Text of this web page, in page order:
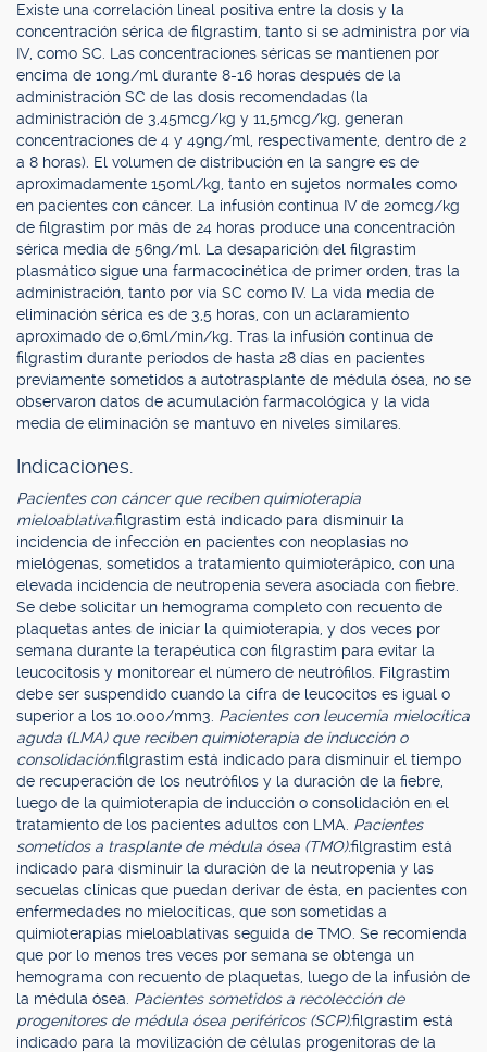
Existe una correlación lineal positiva entre la dosis y la
concentración sérica de filgrastim, tanto si se administra por vía
IV, como SC. Las concentraciones séricas se mantienen por
encima de 10ng/ml durante 8-16 horas después de la
administración SC de las dosis recomendadas (la
administración de 3,45mcg/kg y 11,5mcg/kg, generan
concentraciones de 4 y 49ng/ml, respectivamente, dentro de 2
a 8 horas). El volumen de distribución en la sangre es de
aproximadamente 150ml/kg, tanto en sujetos normales como
en pacientes con cáncer. La infusión continua IV de 20mcg/kg
de filgrastim por más de 24 horas produce una concentración
sérica media de 56ng/ml. La desaparición del filgrastim
plasmático sigue una farmacocinética de primer orden, tras la
administración, tanto por vía SC como IV. La vida media de
eliminación sérica es de 3,5 horas, con un aclaramiento
aproximado de 0,6ml/min/kg. Tras la infusión continua de
filgrastim durante períodos de hasta 28 días en pacientes
previamente sometidos a autotrasplante de médula ósea, no se
observaron datos de acumulación farmacológica y la vida
media de eliminación se mantuvo en niveles similares.
Indicaciones.
Pacientes con cáncer que reciben quimioterapia
mieloablativa:filgrastim está indicado para disminuir la
incidencia de infección en pacientes con neoplasias no
mielógenas, sometidos a tratamiento quimioterápico, con una
elevada incidencia de neutropenia severa asociada con fiebre.
Se debe solicitar un hemograma completo con recuento de
plaquetas antes de iniciar la quimioterapia, y dos veces por
semana durante la terapéutica con filgrastim para evitar la
leucocitosis y monitorear el número de neutrófilos. Filgrastim
debe ser suspendido cuando la cifra de leucocitos es igual o
superior a los 10.000/mm3. Pacientes con leucemia mielocítica
aguda (LMA) que reciben quimioterapia de inducción o
consolidación:filgrastim está indicado para disminuir el tiempo
de recuperación de los neutrófilos y la duración de la fiebre,
luego de la quimioterapia de inducción o consolidación en el
tratamiento de los pacientes adultos con LMA. Pacientes
sometidos a trasplante de médula ósea (TMO):filgrastim está
indicado para disminuir la duración de la neutropenia y las
secuelas clínicas que puedan derivar de ésta, en pacientes con
enfermedades no mielocíticas, que son sometidas a
quimioterapias mieloablativas seguida de TMO. Se recomienda
que por lo menos tres veces por semana se obtenga un
hemograma con recuento de plaquetas, luego de la infusión de
la médula ósea. Pacientes sometidos a recolección de
progenitores de médula ósea periféricos (SCP):filgrastim está
indicado para la movilización de células progenitoras de la